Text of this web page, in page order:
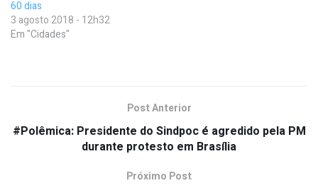
60 dias
3 agosto 2018 - 12h32
Em "Cidades"
Post Anterior
#Polêmica: Presidente do Sindpoc é agredido pela PM
durante protesto em Brasília
Próximo Post